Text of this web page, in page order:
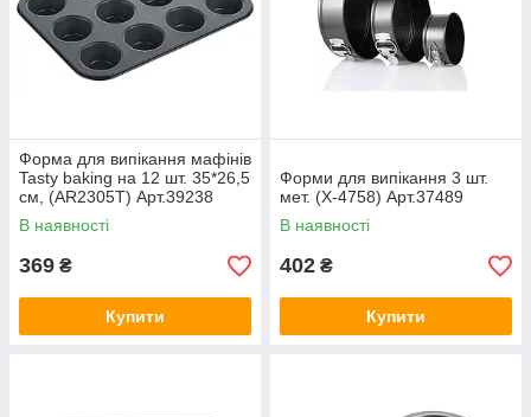
Форма для випікання мафінів
Tasty baking на 12 шт. 35*26,5
см, (AR2305T) Арт.39238
Ardesto
В наявності
369 ₴
Купити
Форми для випікання 3 шт.
мет. (Х-4758) Арт.37489
В наявності
402 ₴
Купити